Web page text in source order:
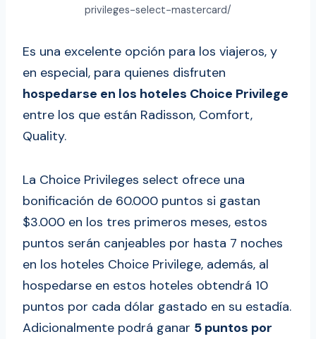
privileges-select-mastercard/
Es una excelente opción para los viajeros, y
en especial, para quienes disfruten
hospedarse en los hoteles Choice Privilege
entre los que están Radisson, Comfort,
Quality.
La Choice Privileges select ofrece una
bonificación de 60.000 puntos si gastan
$3.000 en los tres primeros meses, estos
puntos serán canjeables por hasta 7 noches
en los hoteles Choice Privilege, además, al
hospedarse en estos hoteles obtendrá 10
puntos por cada dólar gastado en su estadía.
Adicionalmente podrá ganar 5 puntos por